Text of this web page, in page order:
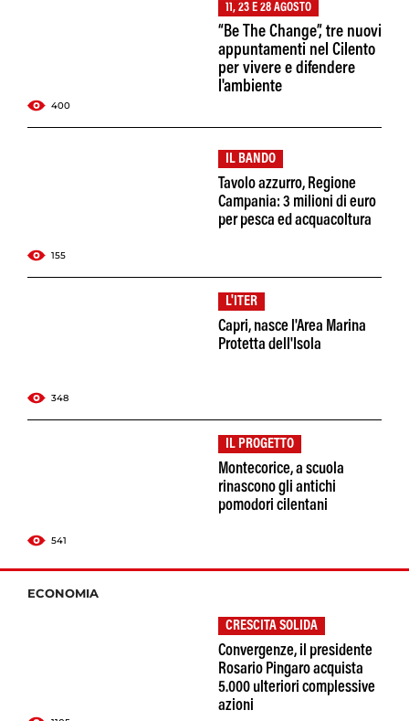
400
11, 23 E 28 AGOSTO
“Be The Change”, tre nuovi
appuntamenti nel Cilento
per vivere e difendere
l'ambiente
155
IL BANDO
Tavolo azzurro, Regione
Campania: 3 milioni di euro
per pesca ed acquacoltura
348
L'ITER
Capri, nasce l'Area Marina
Protetta dell'Isola
541
IL PROGETTO
Montecorice, a scuola
rinascono gli antichi
pomodori cilentani
ECONOMIA
CRESCITA SOLIDA
Convergenze, il presidente
Rosario Pingaro acquista
5.000 ulteriori complessive
azioni